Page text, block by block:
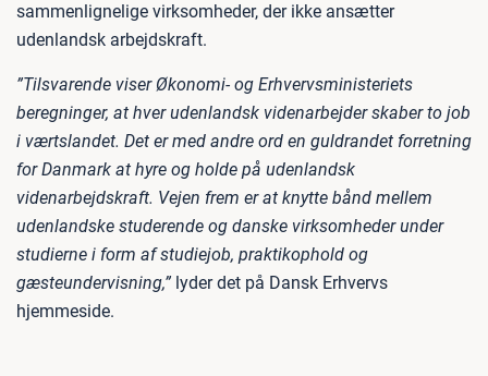
sammenlignelige virksomheder, der ikke ansætter
udenlandsk arbejdskraft.
”Tilsvarende viser Økonomi- og Erhvervsministeriets
beregninger, at hver udenlandsk videnarbejder skaber to job
i værtslandet. Det er med andre ord en guldrandet forretning
for Danmark at hyre og holde på udenlandsk
videnarbejdskraft. Vejen frem er at knytte bånd mellem
udenlandske studerende og danske virksomheder under
studierne i form af studiejob, praktikophold og
gæsteundervisning,” lyder det på Dansk Erhvervs
hjemmeside.